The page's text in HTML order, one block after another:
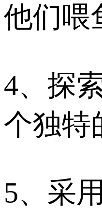
他们喂
4、探
个独特
5、采